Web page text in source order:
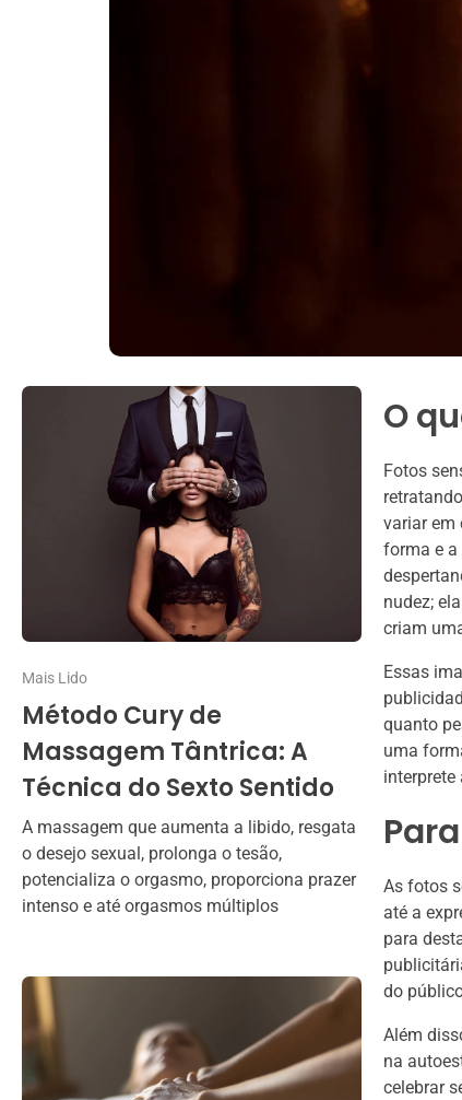
Mais Lido
Método Cury de
Massagem Tântrica: A
Técnica do Sexto Sentido
A massagem que aumenta a libido, resgata
o desejo sexual, prolonga o tesão,
potencializa o orgasmo, proporciona prazer
intenso e até orgasmos múltiplos
O
Fotos
variar em
forma e a
nudez;
criam
Essas
quanto
uma
interprete
As fotos
até a
para
do
Além
na
celebrar